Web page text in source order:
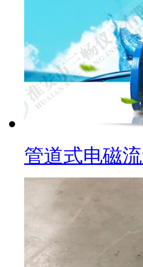
管道式电磁